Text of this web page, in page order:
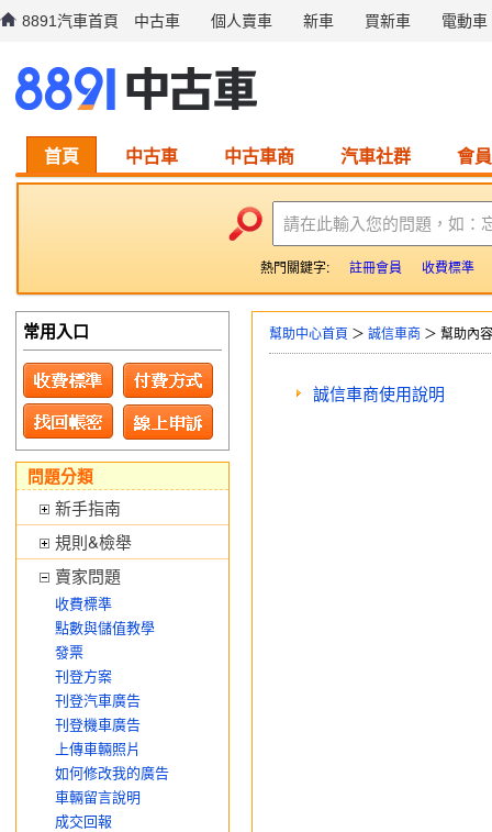
8891汽車首頁 中古車 個人賣車 新車 買新車 電動車
首頁 中古車 中古車商 汽車社群 會
請在此輸入您的問題，如：
熱門關鍵字: 註冊會員 收費標準
幫助中心首頁 ＞ 誠信車商 ＞ 幫助內容
誠信車商使用說明
常用入口
問題分類
新手指南
規則&檢舉
賣家問題
收費標準
點數與儲值教學
發票
刊登方案
刊登汽車廣告
刊登機車廣告
上傳車輛照片
如何修改我的廣告
車輛留言說明
成交回報